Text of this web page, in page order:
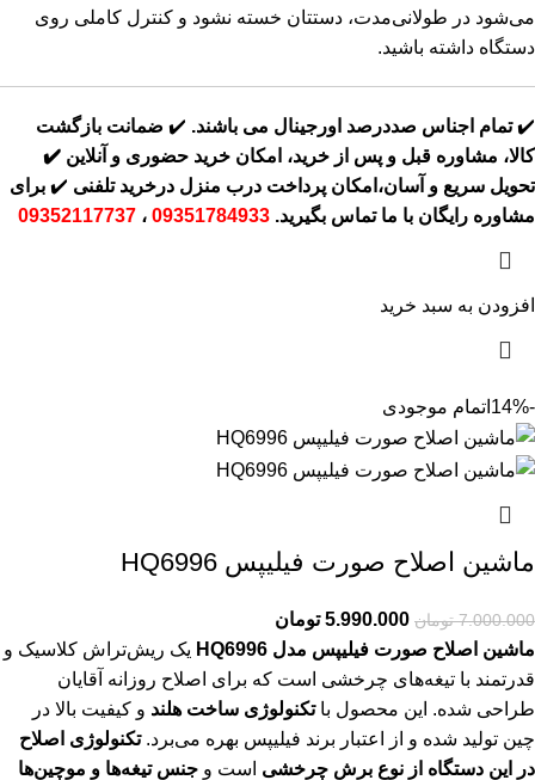
می‌شود در طولانی‌مدت، دستتان خسته نشود و کنترل کاملی روی
دستگاه داشته باشید.
✔️تمام اجناس صددرصد اورجینال می باشند. ✔️ ضمانت بازگشت
کالا، مشاوره قبل و پس از خرید، امکان خرید حضوری و آنلاین ✔️
تحویل سریع و آسان،امکان پرداخت درب منزل درخرید تلفنی ✔️ برای
مشاوره رایگان با ما تماس بگیرید. 09351784933 ، 09352117737
افزودن به سبد خرید
-14% اتمام موجودی
ماشین اصلاح صورت فیلیپس HQ6996
7.000.000 تومان 5.990.000 تومان
ماشین اصلاح صورت فیلیپس مدل HQ6996
یک ریش‌تراش کلاسیک و
قدرتمند با تیغه‌های چرخشی است که برای اصلاح روزانه آقایان
طراحی شده. این محصول باتکنولوژی ساخت هلند و کیفیت بالا در
چین تولید شده و از اعتبار برند فیلیپس بهره می‌برد.تکنولوژی اصلاح
در این دستگاه از نوع برش چرخشی است و جنس تیغه‌ها و موچین‌ها